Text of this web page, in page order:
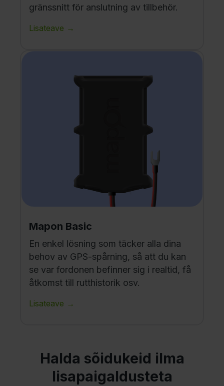
gränssnitt för anslutning av tillbehör.
Lisateave →
Mapon Basic
En enkel lösning som täcker alla dina
behov av GPS-spårning, så att du kan
se var fordonen befinner sig i realtid, få
åtkomst till rutthistorik osv.
Lisateave →
Halda sõidukeid ilma
lisapaigaldusteta